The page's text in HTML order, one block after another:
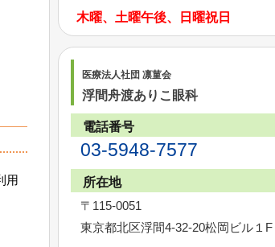
用
木曜、土曜午後、日曜祝日
医療法人社団 凛菫会
浮間舟渡ありこ眼科
電話番号
03-5948-7577
所在地
〒115-0051
東京都北区浮間4-32-20松岡ビル１F